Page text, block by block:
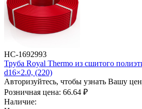
НС-1692993
Труба Royal Thermo из сшитого
d16×2.0, (220)
Авторизуйтесь, чтобы узнать Вашу
Розничная цена: 66.64 ₽
Наличие: